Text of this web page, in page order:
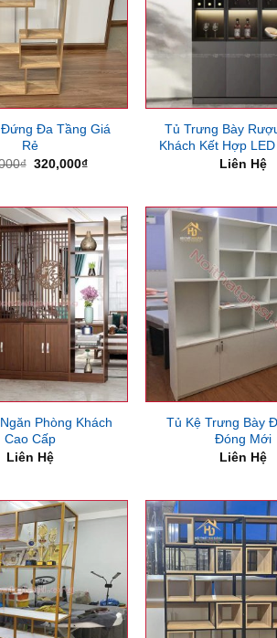
Đứng Đa Tầng Giá
Rẻ
₫ Giá
320,000₫Giá
320,000₫.
Tủ Trưng Bày
Khách Kết Hợp
Liên Hệ
Phòng Khách
Cao Cấp
Liên Hệ
Tủ Kệ Trưng Bày
Đóng Mới
Liên Hệ